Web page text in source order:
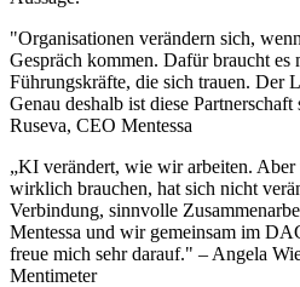
"Organisationen verändern sich,
Gespräch kommen. Dafür braucht es
Führungskräfte, die sich trauen. Der
Genau deshalb ist diese
Ruseva, CEO Mentessa
„KI verändert, wie wir arbeiten. Aber
wirklich brauchen, hat sich nicht
Verbindung, sinnvolle
Mentessa und wir gemeinsam im
freue mich sehr darauf." – Angela
Mentimeter